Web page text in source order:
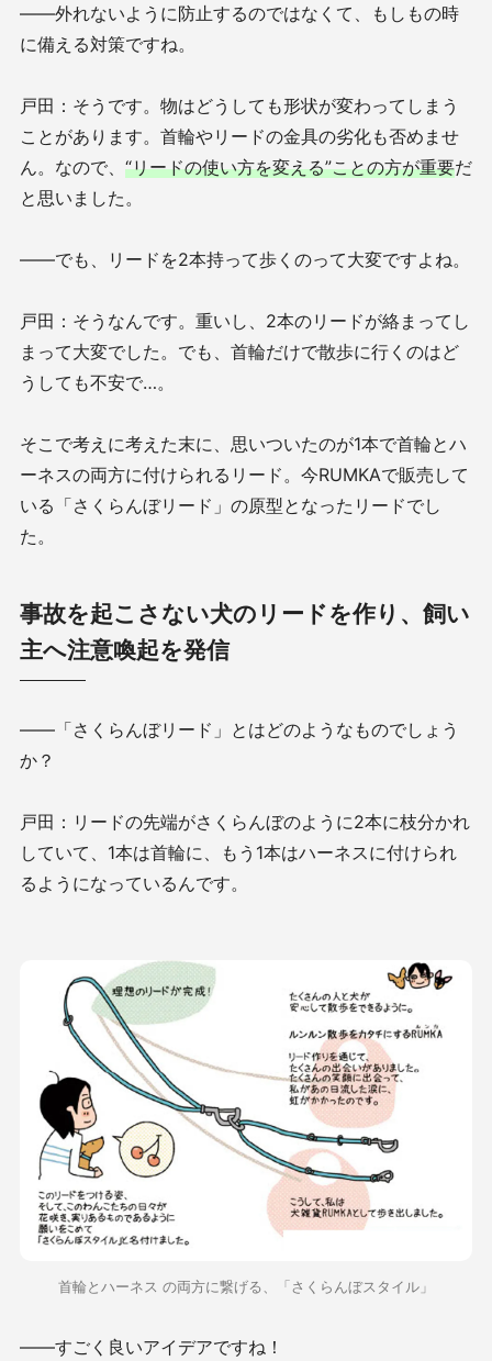
——外れないように防止するのではなくて、もしもの時
に備える対策ですね。
戸田：そうです。物はどうしても形状が変わってしまう
ことがあります。首輪やリードの金具の劣化も否めませ
ん。なので、 “リードの使い方を変える”ことの方が重要だ
と思いました。
——でも、リードを2本持って歩くのって大変ですよね。
戸田：そうなんです。重いし、2本のリードが絡まってし
まって大変でした。でも、首輪だけで散歩に行くのはど
うしても不安で…。
そこで考えに考えた末に、思いついたのが1本で首輪とハ
ーネスの両方に付けられるリード。今RUMKAで販売して
いる「さくらんぼリード」の原型となったリードでし
た。
事故を起こさない犬のリードを作り、飼い
主へ注意喚起を発信
——「さくらんぼリード」とはどのようなものでしょう
か？
戸田：リードの先端がさくらんぼのように2本に枝分かれ
していて、1本は首輪に、もう1本はハーネスに付けられ
るようになっているんです。
首輪とハーネス の両方に繋げる、「さくらんぼスタイル」
——すごく良いアイデアですね！